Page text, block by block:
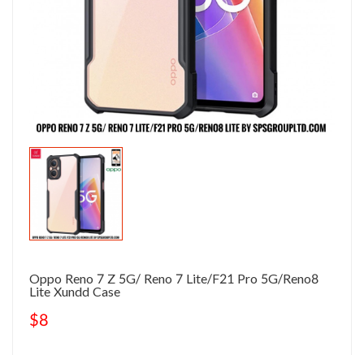
Oppo Reno 7 Z 5G/ Reno 7 Lite/F21 Pro 5G/Reno8
Lite Xundd Case
$8